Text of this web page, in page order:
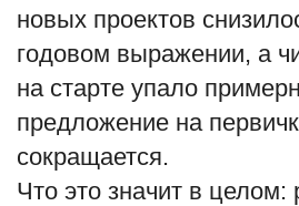
новых проектов
годовом выражении, а
на старте упало
предложение на
сокращается.
Что это значит в целом: